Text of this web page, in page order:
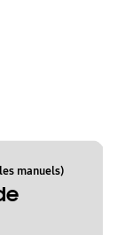
manuels)